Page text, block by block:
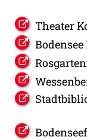
Theater